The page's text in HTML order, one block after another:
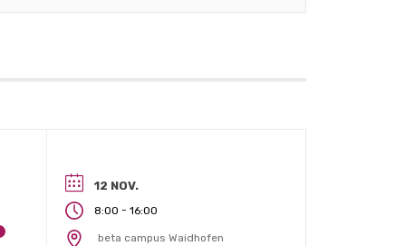
12 NOV.
8:00 - 16:00
beta campus Waidhofen